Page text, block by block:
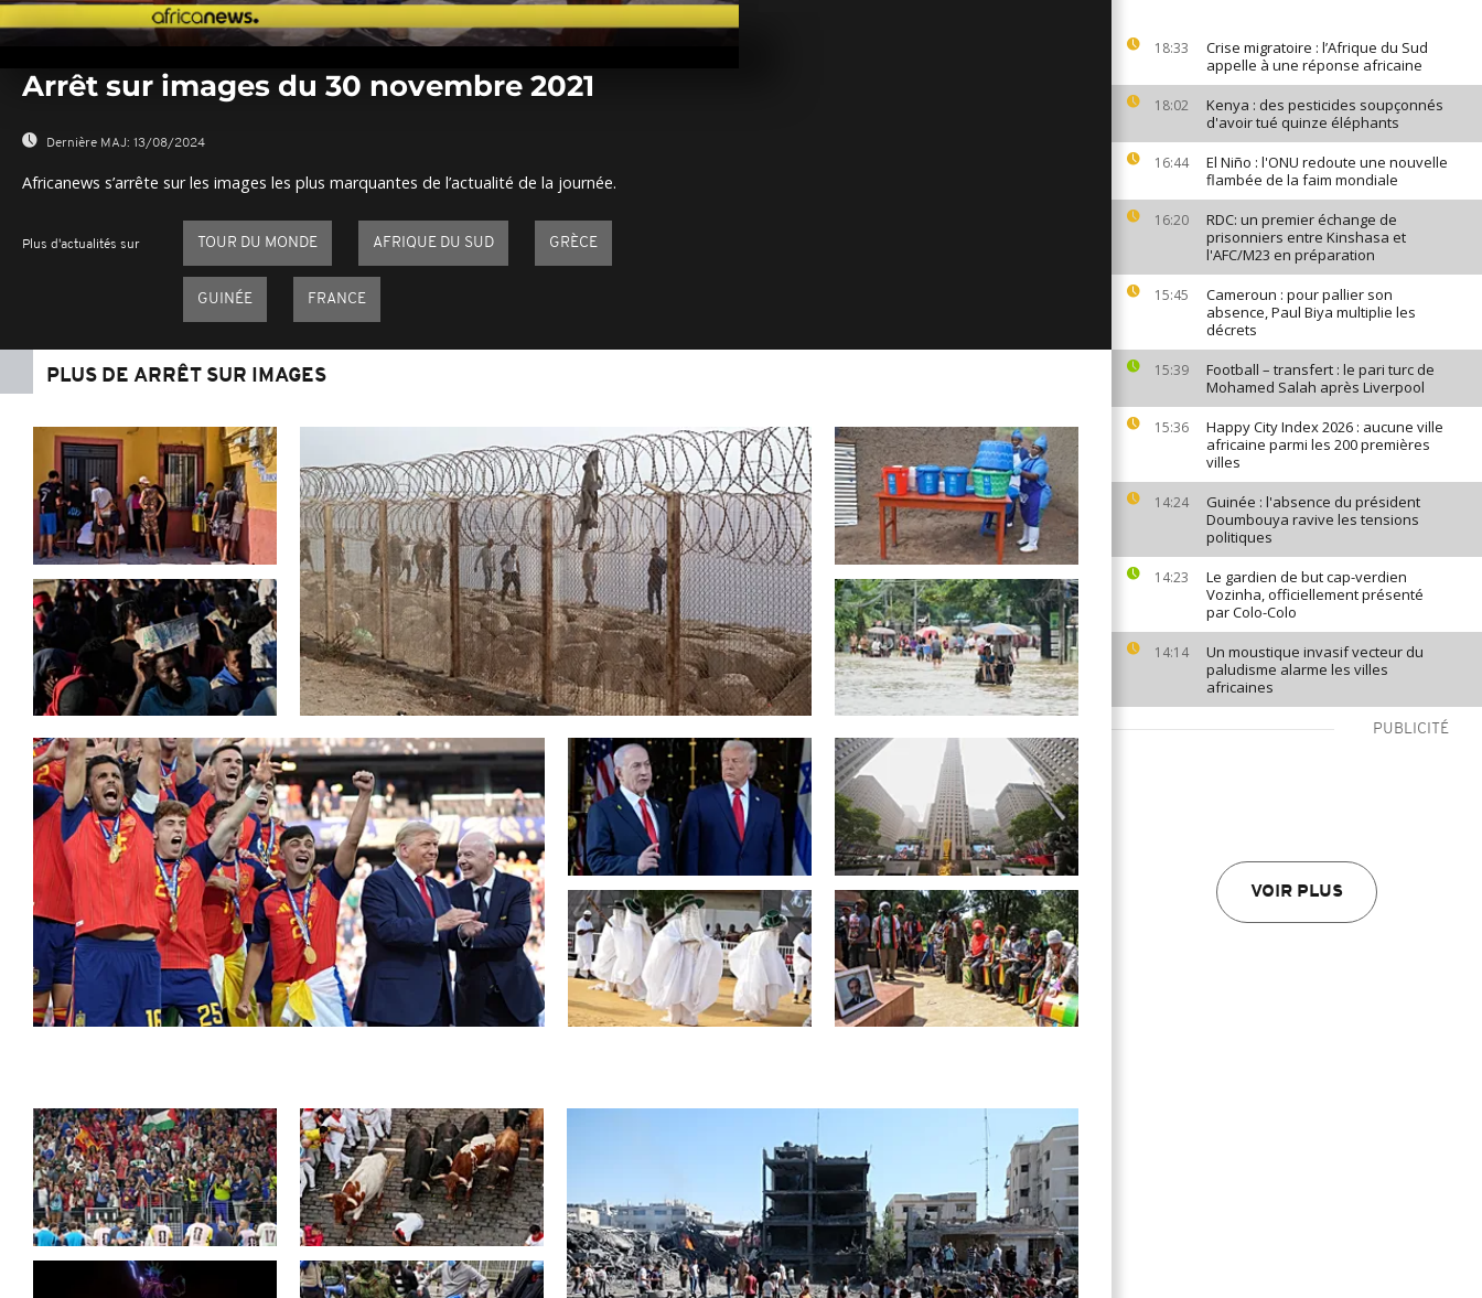
18:33
Crise migratoire : l’Afrique du Sud
appelle à une réponse africaine
18:02
Kenya : des pesticides soupçonnés
d'avoir tué quinze éléphants
16:44
El Niño : l'ONU redoute une nouvelle
flambée de la faim mondiale
16:20
RDC: un premier échange de
prisonniers entre Kinshasa et
l'AFC/M23 en préparation
15:45
Cameroun : pour pallier son
absence, Paul Biya multiplie les
décrets
15:39
Football – transfert : le pari turc de
Mohamed Salah après Liverpool
15:36
Happy City Index 2026 : aucune ville
africaine parmi les 200 premières
villes
14:24
Guinée : l'absence du président
Doumbouya ravive les tensions
politiques
14:23
Le gardien de but cap-verdien
Vozinha, officiellement présenté
par Colo-Colo
14:14
Un moustique invasif vecteur du
paludisme alarme les villes
africaines
PUBLICITÉ
VOIR PLUS
seconds
0%
Arrêt sur images du 30 novembre 2021
Dernière MAJ: 13/08/2024
Africanews s’arrête sur les images les plus marquantes de l’actualité de la journée.
Plus d'actualités sur TOUR DU MONDE AFRIQUE DU SUD GRÈCE
GUINÉE FRANCE
PLUS DE ARRÊT SUR IMAGES